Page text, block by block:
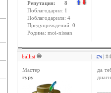
Репутация: 8
Поблагодарил: 1
Поблагодарили: 4
Предупреждений: 0
Родина: moi-nissan
ballist | |
Мастер
гуру
да